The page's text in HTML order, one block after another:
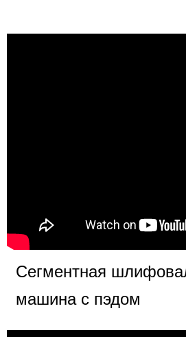
Сегментная
машина с пэдом